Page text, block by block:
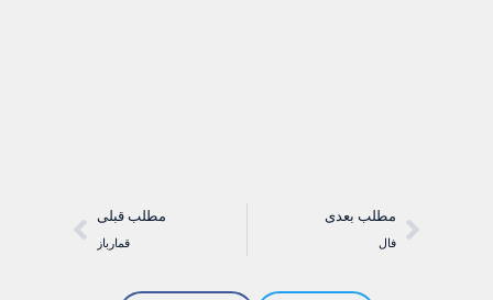
مطلب قبلی
قمارباز
مطلب بعدی
فال